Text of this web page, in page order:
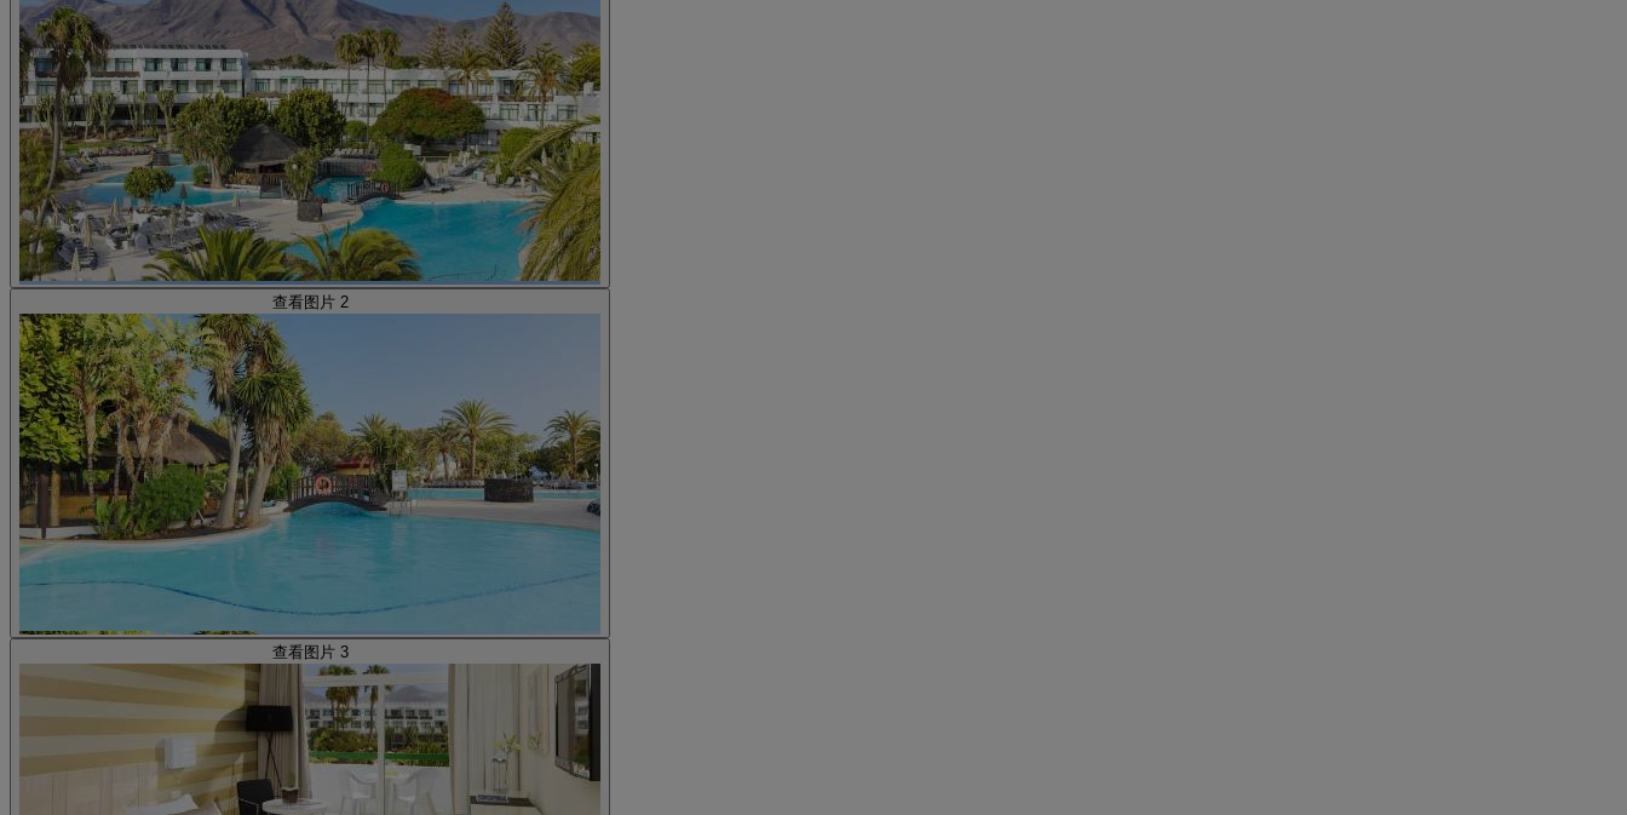
查看图片 2
查看图片 3